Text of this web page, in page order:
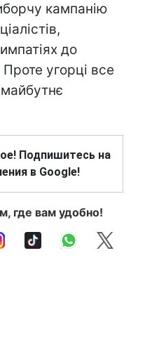
кампанію
до
угорці все
Подпишитесь на
в Google!
где вам удобно!